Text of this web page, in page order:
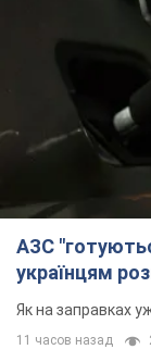
АЗС
українцям
Як на заправках
11 часов назад